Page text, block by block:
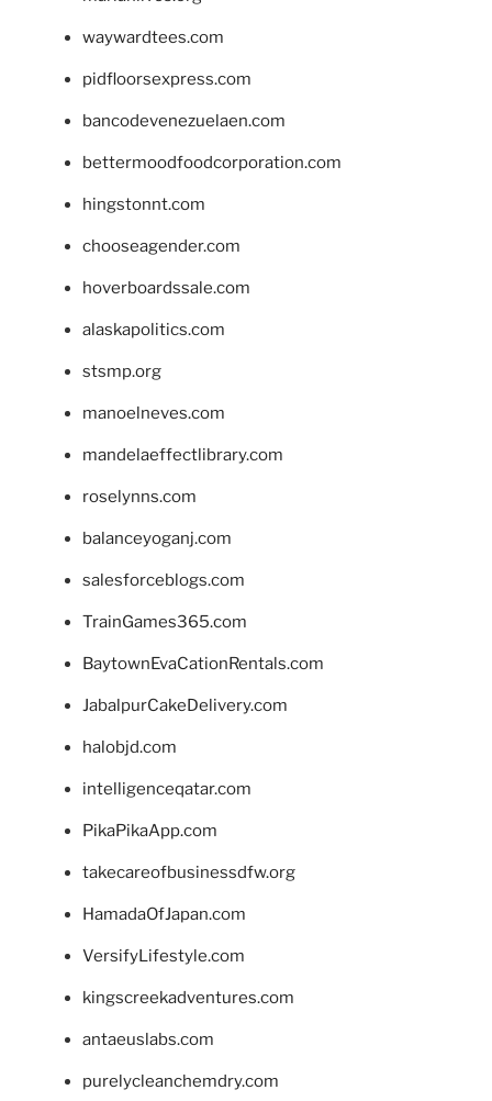
waywardtees.com
pidfloorsexpress.com
bancodevenezuelaen.com
bettermoodfoodcorporation.com
hingstonnt.com
chooseagender.com
hoverboardssale.com
alaskapolitics.com
stsmp.org
manoelneves.com
mandelaeffectlibrary.com
roselynns.com
balanceyoganj.com
salesforceblogs.com
TrainGames365.com
BaytownEvaCationRentals.com
JabalpurCakeDelivery.com
halobjd.com
intelligenceqatar.com
PikaPikaApp.com
takecareofbusinessdfw.org
HamadaOfJapan.com
VersifyLifestyle.com
kingscreekadventures.com
antaeuslabs.com
purelycleanchemdry.com